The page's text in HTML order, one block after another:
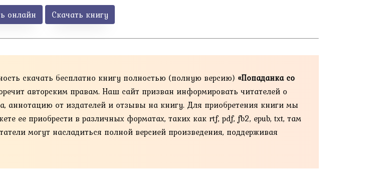
онлайн Скачать книгу
скачать бесплатно книгу полностью (полную версию) «Попаданка со
авторским правам. Наш сайт призван информировать читателей о
аннотацию от издателей и отзывы на книгу. Для приобретения книги мы
ее приобрести в различных форматах, таких как rtf, pdf, fb2, epub, txt, там
могут насладиться полной версией произведения, поддерживая